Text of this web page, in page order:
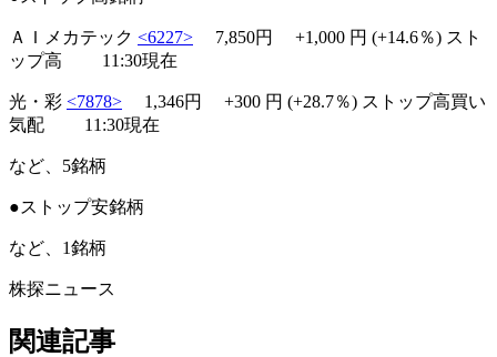
ＡＩメカテック <6227> 7,850円 +1,000 円 (+14.6％) スト
ップ高 11:30現在
光・彩 <7878> 1,346円 +300 円 (+28.7％) ストップ高買い
気配 11:30現在
など、5銘柄
●ストップ安銘柄
など、1銘柄
株探ニュース
関連記事